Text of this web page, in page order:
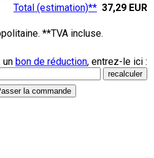
Total (estimation)** 37,29 EUR
**TVA incluse.
un bon de réduction, entrez-le ici :
la commande